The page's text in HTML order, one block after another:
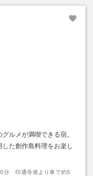
ルメが満喫できる宿。
た創作島料理をお楽し
分 印通寺港より車で約5